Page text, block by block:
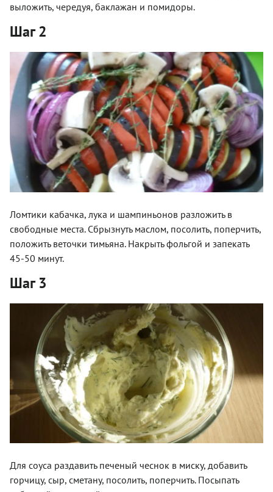
выложить, чередуя, баклажан и помидоры.
Шаг 2
Ломтики кабачка, лука и шампиньонов разложить в
свободные места. Сбрызнуть маслом, посолить, поперчить,
положить веточки тимьяна. Накрыть фольгой и запекать
45-50 минут.
Шаг 3
Для соуса раздавить печеный чеснок в миску, добавить
горчицу, сыр, сметану, посолить, поперчить. Посыпать